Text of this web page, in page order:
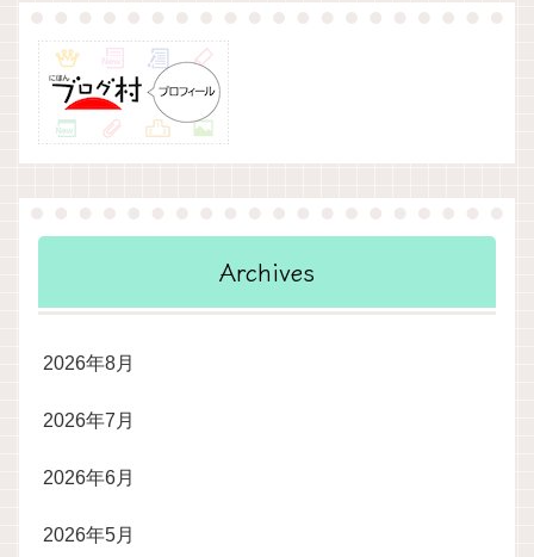
Archives
2026年8月
2026年7月
2026年6月
2026年5月